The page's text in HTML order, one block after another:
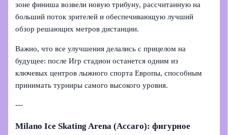
зоне финиша возвели новую трибуну, рассчитанную на
больший поток зрителей и обеспечивающую лучший
обзор решающих метров дистанции.
Важно, что все улучшения делались с прицелом на
будущее: после Игр стадион останется одним из
ключевых центров лыжного спорта Европы, способным
принимать турниры самого высокого уровня.
---
Milano Ice Skating Arena (Ассаго): фигурное